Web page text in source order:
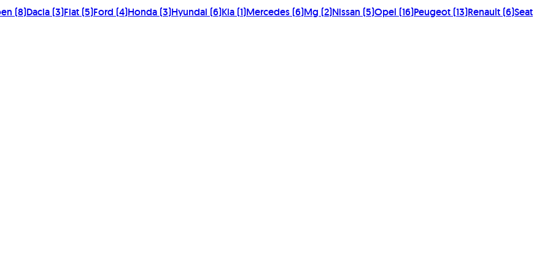
(8)Dacia(3)Fiat(5)Ford (4)Honda(3)Hyundai (6)Kia(1)Mercedes(6)Mg (2)Nissan (5)Opel (16)Peugeot(13)Renault(6)Seat